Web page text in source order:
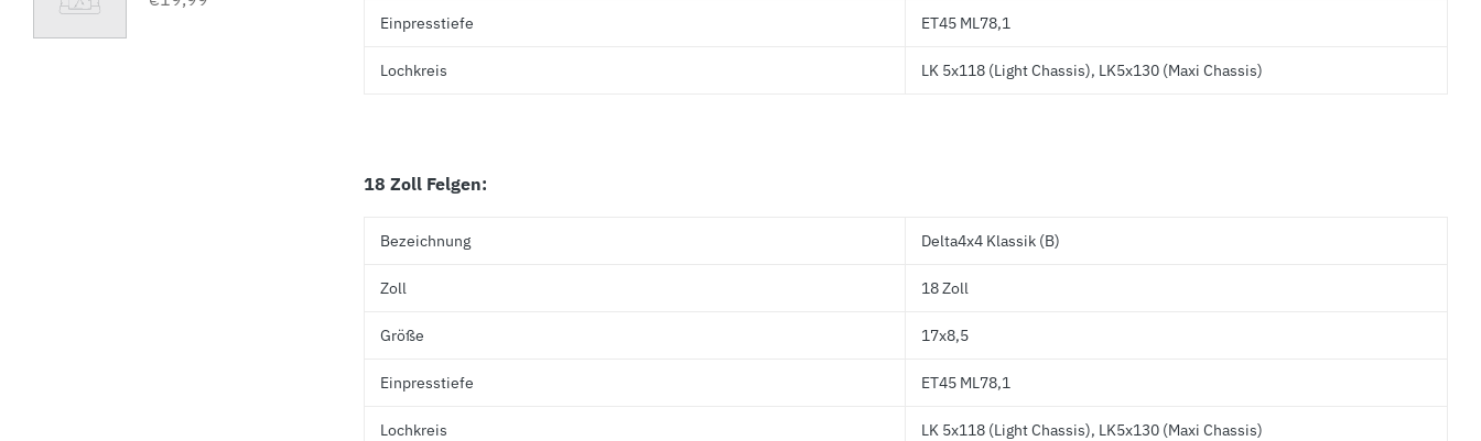
Einpresstiefe ET45 ML78,1
Lochkreis LK 5x118 (Light Chassis), LK5x130 (Maxi Chassis)
18 Zoll Felgen:
Bezeichnung Delta4x4 Klassik (B)
Zoll 18 Zoll
Größe 17x8,5
Einpresstiefe ET45 ML78,1
Lochkreis LK 5x118 (Light Chassis), LK5x130 (Maxi Chassis)